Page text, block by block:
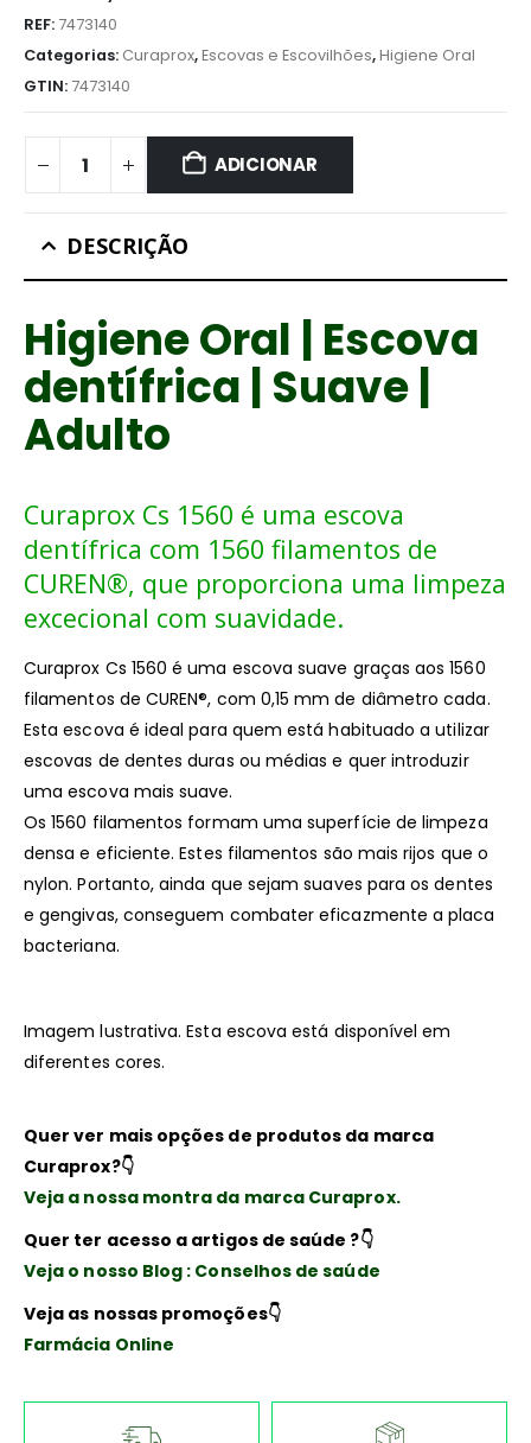
REF: 7473140
Categorias: Curaprox,Escovas e Escovilhões,Higiene Oral
GTIN: 7473140
ADICIONAR
DESCRIÇÃO
Higiene Oral | Escova
dentífrica | Suave |
Adulto
Curaprox Cs 1560 é uma escova
dentífrica com 1560 filamentos de
CUREN®, que proporciona uma limpeza
excecional com suavidade.
Curaprox Cs 1560 é uma escova suave graças aos 1560
filamentos de CUREN®, com 0,15 mm de diâmetro cada.
Esta escova é ideal para quem está habituado a utilizar
escovas de dentes duras ou médias e quer introduzir
uma escova mais suave.
Os 1560 filamentos formam uma superfície de limpeza
densa e eficiente. Estes filamentos são mais rijos que o
nylon. Portanto, ainda que sejam suaves para os dentes
e gengivas, conseguem combater eficazmente a placa
bacteriana.
Imagem lustrativa. Esta escova está disponível em
diferentes cores.
Quer ver mais opções de produtos da marca
Curaprox?👇
Veja a nossa montra da marca Curaprox.
Quer ter acesso a artigos de saúde ?👇
Veja o nosso Blog : Conselhos de saúde
Veja as nossas promoções👇
Farmácia Online